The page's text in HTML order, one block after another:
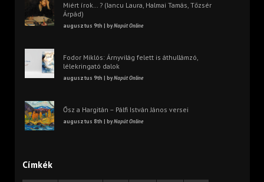
Miért írok… ? (Iancu Laura, Halmai Tamás, Tőzsér
Árpád)
augusztus 9th | byNapút Online
Fodor Miklós: Árnyvilág felett is áthullámzó,
lélekringató dalok
augusztus 9th | byNapút Online
Ősz a Hargitán – Pálfi István János versei
augusztus 8th | byNapút Online
Címkék